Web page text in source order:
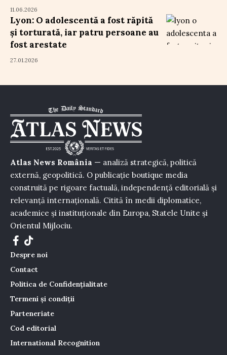
11.06.2026
Lyon: O adolescentă a fost răpită
și torturată, iar patru persoane au
fost arestate
27.01.2026
Atlas News România — analiză strategică, politică
externă, geopolitică. O publicație boutique media
construită pe rigoare factuală, independență editorială și
relevanță internațională. Citită în medii diplomatice,
academice și instituționale din Europa, Statele Unite și
Orientul Mijlociu.
Despre noi
Contact
Politica de Confidențialitate
Termeni și condiții
Parteneriate
Cod editorial
International Recognition